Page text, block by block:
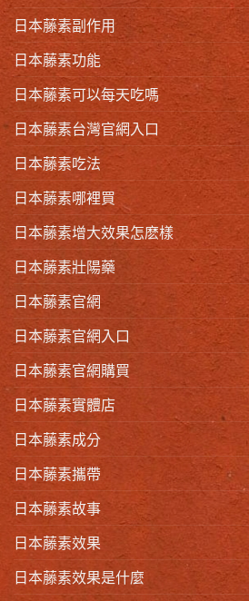
日本藤素副作用
日本藤素功能
日本藤素可以每天吃嗎
日本藤素台灣官網入口
日本藤素吃法
日本藤素哪裡買
日本藤素增大效果怎麽樣
日本藤素壯陽藥
日本藤素官網
日本藤素官網入口
日本藤素官網購買
日本藤素實體店
日本藤素成分
日本藤素攜帶
日本藤素故事
日本藤素效果
日本藤素效果是什麼